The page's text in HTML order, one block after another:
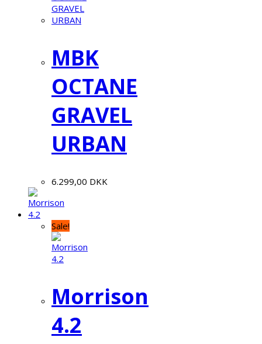
MBK
OCTANE
GRAVEL
URBAN
6.299,00 DKK
Sale!
Morrison
4.2